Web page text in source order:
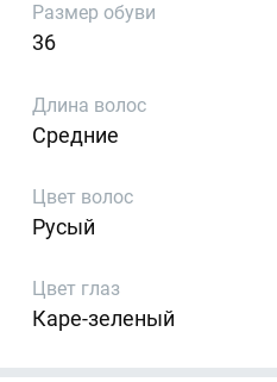
Размер обуви
36
Длина волос
Средние
Цвет волос
Русый
Цвет глаз
Каре-зеленый